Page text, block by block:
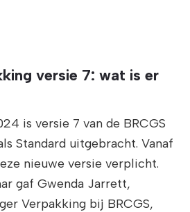
versie 7: wat is er
is versie 7 van de BRCGS
Standard uitgebracht. Vanaf
nieuwe versie verplicht.
gaf Gwenda Jarrett,
Verpakking bij BRCGS,